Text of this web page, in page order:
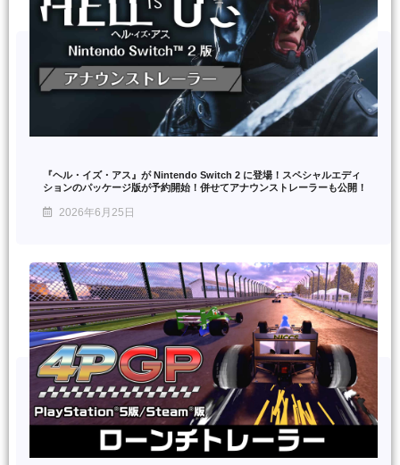
『ヘル・イズ・アス』が Nintendo Switch 2 に登場！スペシャルエディ
ションのパッケージ版が予約開始！併せてアナウンストレーラーも公開！
2026年6月25日